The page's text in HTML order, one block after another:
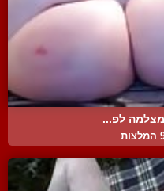
לפ...